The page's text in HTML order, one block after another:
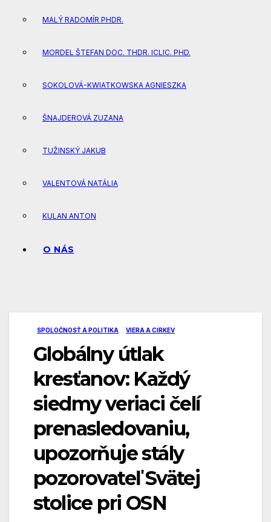
MALÝ RADOMÍR PHDR.
MORDEL ŠTEFAN DOC. THDR. ICLIC. PHD.
SOKOLOVÁ-KWIATKOWSKA AGNIESZKA
ŠNAJDEROVÁ ZUZANA
TUŽINSKÝ JAKUB
VALENTOVÁ NATÁLIA
KULAN ANTON
O NÁS
SPOLOČNOSŤ A POLITIKA VIERA A CIRKEV
Globálny útlak
kresťanov: Každý
siedmy veriaci čelí
prenasledovaniu,
upozorňuje stály
pozorovateľ Svätej
stolice pri OSN